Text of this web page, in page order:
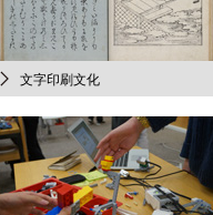
文字印刷文化